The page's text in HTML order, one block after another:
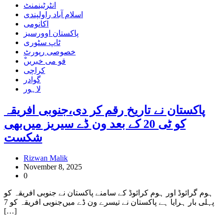
انٹرٹینمنٹ
اسلام آباد راولپندی
اکانومی
پاکستان اوورسیز
ٹاپ سٹوری
خصوصی رپورٹ
ْقو می خبریں
کراچی
گوادر
لاہور
پاکستان نے تاریخ رقم کر دی،جنوبی افریقہ
کو ٹی 20 کے بعد ون ڈے سیریز میں‌بھی
شکست
Rizwan Malik
November 8, 2025
0
ہوم گرائوڈ اور ہوم کرائوڈ کے سامنے پاکستان نے جنوبی افریقہ کو
پہلی بار ہرایا ہے پاکستان نے تیسرے ون ڈے میں‌جنوبی افریقہ کو 7
[…]